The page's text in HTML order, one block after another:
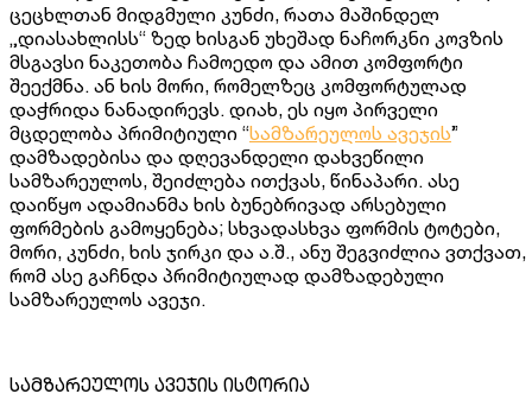
ცეცხლთან მიდგმული კუნძი, რათა მაშინდელ
„დიასახლისს“ ზედ ხისგან უხეშად ნაჩორკნი კოვზის
მსგავსი ნაკეთობა ჩამოედო და ამით კომფორტი
შეექმნა. ან ხის მორი, რომელზეც კომფორტულად
დაჭრიდა ნანადირევს. დიახ, ეს იყო პირველი
მცდელობა პრიმიტიული “სამზარეულოს ავეჯის”
დამზადებისა და დღევანდელი დახვეწილი
სამზარეულოს, შეიძლება ითქვას, წინაპარი. ასე
დაიწყო ადამიანმა ხის ბუნებრივად არსებული
ფორმების გამოყენება; სხვადასხვა ფორმის ტოტები,
მორი, კუნძი, ხის ჯირკი და ა.შ., ანუ შეგვიძლია ვთქვათ,
რომ ასე გაჩნდა პრიმიტიულად დამზადებული
სამზარეულოს ავეჯი.
სამზარეულოს ავეჯის ისტორია